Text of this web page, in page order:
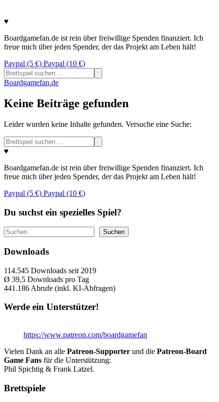
♥
Boardgamefan.de ist rein über freiwillige Spenden finanziert. Ich
freue mich über jeden Spender, der das Projekt am Leben hält!
Paypal (5 €) Paypal (10 €)
Suchen
nach:
Boardgamefan.de
Keine Beiträge gefunden
Leider wurden keine Inhalte gefunden. Versuche eine Suche:
Suchen
nach:
♥
Boardgamefan.de ist rein über freiwillige Spenden finanziert. Ich
freue mich über jeden Spender, der das Projekt am Leben hält!
Paypal (5 €) Paypal (10 €)
Du suchst ein spezielles Spiel?
Suchen Suchen
Downloads
114.545 Downloads seit 2019
Ø 39,5 Downloads pro Tag
441.186 Abrufe (inkl. KI-Abfragen)
Werde ein Unterstützer!
https://www.patreon.com/boardgamefan
Vielen Dank an alle Patreon-Supporter und die Patreon-Board
Game Fans für die Unterstützung:
Phil Spichtig & Frank Latzel.
Brettspiele